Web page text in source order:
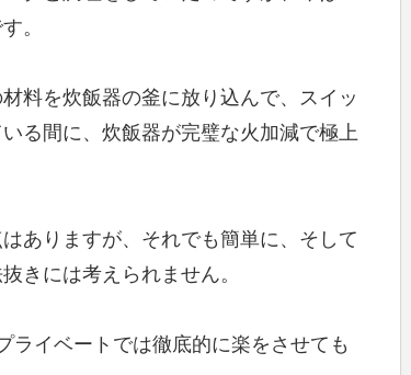
。
料を炊飯器の釜に放り込んで、スイッ
る間に、炊飯器が完璧な火加減で極上
ありますが、それでも簡単に、そして
きには考えられません。
ライベートでは徹底的に楽をさせても